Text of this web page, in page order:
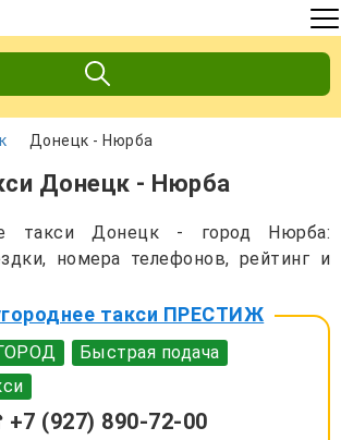
Донецк - Нюрба
Донецк - Нюрба
такси Донецк - город Нюрба:
номера телефонов, рейтинг и
такси ПРЕСТИЖ
Быстрая подача
(927) 890-72-00